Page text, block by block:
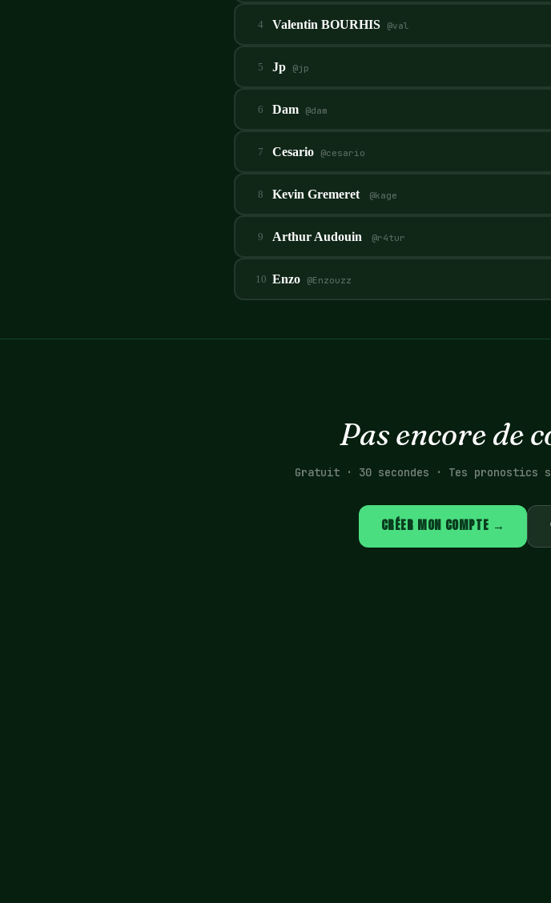
4 Valentin BOURHIS @val
5 Jp @jp
6 Dam @dam
7 Cesario @cesario
8 Kevin Gremeret @kage
9 Arthur Audouin @r4tur
10 Enzo @Enzouzz
Pas encore de
Gratuit · 30 secondes · Tes pronostics
CRÉER MON COMPTE →